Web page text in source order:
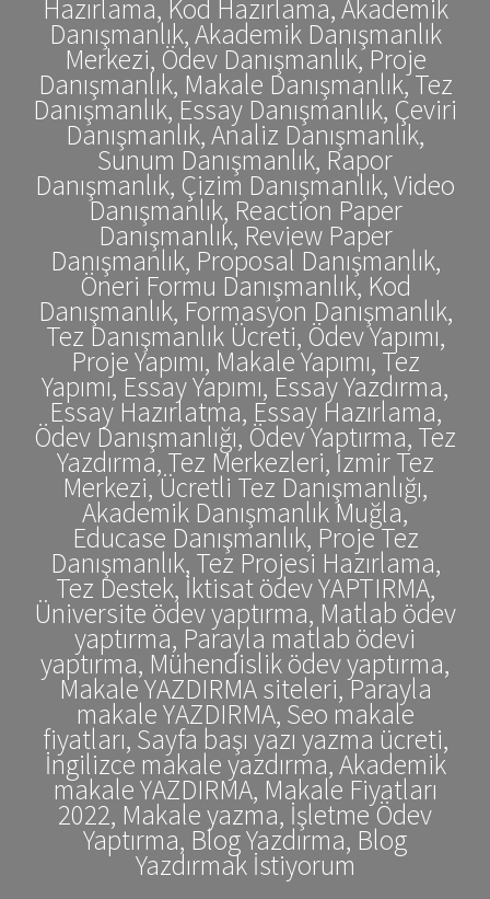
Hazırlama, Kod Hazırlama, Akademik
Danışmanlık, Akademik Danışmanlık
Merkezi, Ödev Danışmanlık, Proje
Danışmanlık, Makale Danışmanlık, Tez
Danışmanlık, Essay Danışmanlık, Çeviri
Danışmanlık, Analiz Danışmanlık,
Sunum Danışmanlık, Rapor
Danışmanlık, Çizim Danışmanlık, Video
Danışmanlık, Reaction Paper
Danışmanlık, Review Paper
Danışmanlık, Proposal Danışmanlık,
Öneri Formu Danışmanlık, Kod
Danışmanlık, Formasyon Danışmanlık,
Tez Danışmanlık Ücreti, Ödev Yapımı,
Proje Yapımı, Makale Yapımı, Tez
Yapımı, Essay Yapımı, Essay Yazdırma,
Essay Hazırlatma, Essay Hazırlama,
Ödev Danışmanlığı, Ödev Yaptırma, Tez
Yazdırma, Tez Merkezleri, İzmir Tez
Merkezi, Ücretli Tez Danışmanlığı,
Akademik Danışmanlık Muğla,
Educase Danışmanlık, Proje Tez
Danışmanlık, Tez Projesi Hazırlama,
Tez Destek, İktisat ödev YAPTIRMA,
Üniversite ödev yaptırma, Matlab ödev
yaptırma, Parayla matlab ödevi
yaptırma, Mühendislik ödev yaptırma,
Makale YAZDIRMA siteleri, Parayla
makale YAZDIRMA, Seo makale
fiyatları, Sayfa başı yazı yazma ücreti,
İngilizce makale yazdırma, Akademik
makale YAZDIRMA, Makale Fiyatları
2022, Makale yazma, İşletme Ödev
Yaptırma, Blog Yazdırma, Blog
Yazdırmak İstiyorum